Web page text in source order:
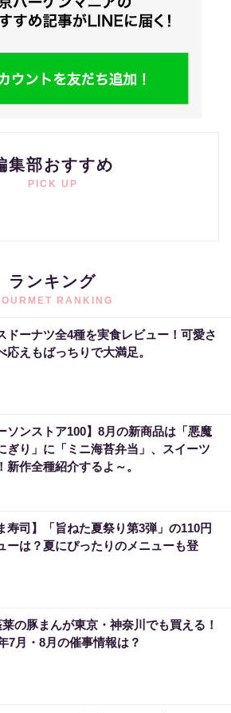
集部おすすめ
PICK UP
ランキング
RANKING
ドーナツ全4種を実食レビュー！可愛さ
応えもばっちりで大満足。
ソンストア100】8月の新商品は「悪魔
ぎり」に「ミニ海苔弁当」、スイーツ
新作全種紹介するよ～。
寿司】「旨ねた夏祭り第3弾」の110円
ーは？夏にぴったりのメニューも登
の豚まんが東京・神奈川でも買える！
7月・8月の催事情報は？